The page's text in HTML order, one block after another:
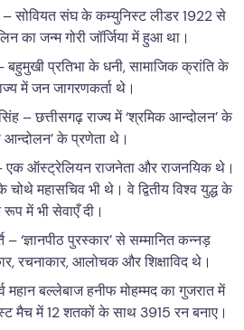
सोवियत संघ के कम्युनिस्ट लीडर 1922 से
का जन्म गोरी जॉर्जिया में हुआ था।
बहुमुखी प्रतिभा के धनी, सामाजिक क्रांति के
में जन जागरणकर्ता थे।
– छत्तीसगढ़ राज्य में ‘श्रमिक आन्दोलन’ के
आन्दोलन’ के प्रणेता थे।
एक ऑस्ट्रेलियन राजनेता और राजनयिक थे।
चोथे महासचिव भी थे। वे द्वितीय विश्व युद्ध के
में भी सेवाएँ दी।
‘ज्ञानपीठ पुरस्कार’ से सम्मानित कन्नड़
रचनाकार, आलोचक और शिक्षाविद थे।
महान बल्लेबाज हनीफ मोहम्मद का गुजरात में
मैच में 12 शतकों के साथ 3915 रन बनाए।